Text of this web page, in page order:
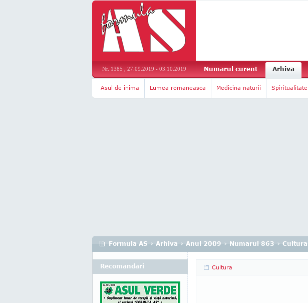
Nr. 1385 , 27.09.2019 - 03.10.2019 Numarul curent Arhiva
Asul de inima Lumea romaneasca Medicina naturii Spiritualitate
Formula AS › Arhiva › Anul 2009 › Numarul 863 › Cultura
Cultura
Recomandari